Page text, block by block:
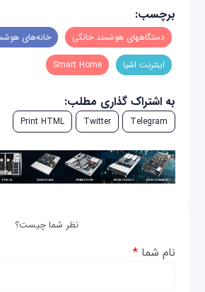
برچسب:
دستگاه‎های هوشمند خانگی خانه‌های
اینترنت اشیا Smart Home
به اشتراک گذاری مطلب:
Telegram
Twitter
Print HTML
نظر شما چیست؟
نام شما*